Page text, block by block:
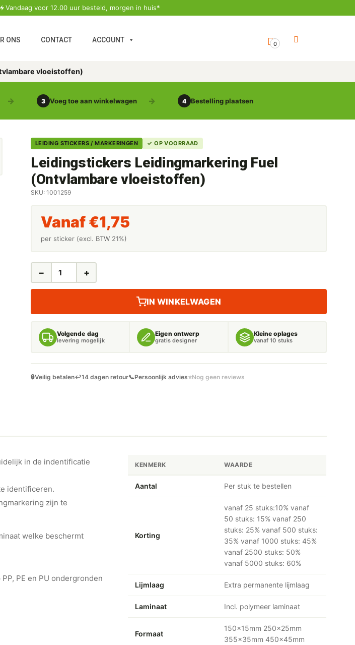
Vandaag voor 12.00 uur besteld, morgen in huis*
ONS CONTACT ACCOUNT 0
vloeistoffen)
3 Voeg toe aan winkelwagen 4 Bestelling plaatsen
LEIDING STICKERS / MARKERINGEN ✓ OP VOORRAAD
Leidingstickers Leidingmarkering Fuel
(Ontvlambare vloeistoffen)
SKU: 1001259
Vanaf €1,75
per sticker (excl. BTW 21%)
LEIDINGSTICKERS
AANTAL
− +
IN WINKELWAGEN
Volgende dag
levering mogelijk
Eigen ontwerp
gratis designer
Kleine oplages
vanaf 10 stuks
🔒Veilig betalen↩️14 dagen retour📞Persoonlijk advies⭐Nog geen reviews
in de indentificatie
identificeren.
zijn te
welke beschermt
PE en PU ondergronden
KENMERK WAARDE
Aantal Per stuk te bestellen
Korting
vanaf 25 stuks:10% vanaf
50 stuks: 15% vanaf 250
stuks: 25% vanaf 500 stuks:
35% vanaf 1000 stuks: 45%
vanaf 2500 stuks: 50%
vanaf 5000 stuks: 60%
Lijmlaag Extra permanente lijmlaag
Laminaat Incl. polymeer laminaat
Formaat
150x15mm 250x25mm
355x35mm 450x45mm